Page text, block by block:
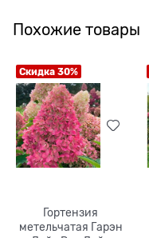
Похожие товары
Скидка 30%
Гортензия
метельчатая Гарэн